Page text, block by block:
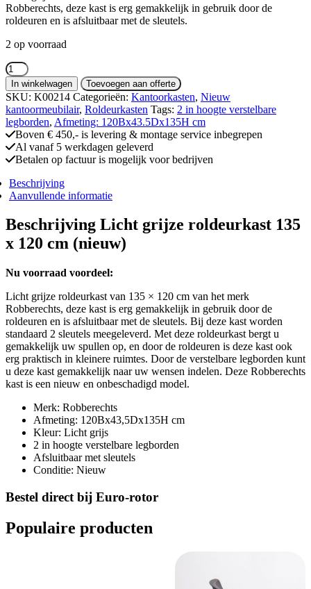
€ 395,00.€ 380,00.
Robberechts, deze kast is erg gemakkelijk in gebruik door de
roldeuren en is afsluitbaar met de sleutels.
2 op voorraad
Licht
grijze
roldeurkast
135
x
120
cm
(nieuw)
aantal
In winkelwagen Toevoegen aan offerte
SKU: K00214 Categorieën: Kantoorkasten, Nieuw
kantoormeubilair, Roldeurkasten Tags: 2 in hoogte verstelbare
legborden, Afmeting: 120Bx43.5Dx135H cm
Boven € 450,- is levering & montage service inbegrepen
Al vanaf 5 werkdagen geleverd
Betalen op factuur is mogelijk voor bedrijven
Beschrijving
Aanvullende informatie
Beschrijving Licht grijze roldeurkast 135
x 120 cm (nieuw)
Nu voorraad voordeel:
Licht grijze roldeurkast van 135 × 120 cm van het merk
Robberechts, deze kast is erg gemakkelijk in gebruik door de
roldeuren en is afsluitbaar met de sleutels. Bij deze kast worden
standaard 2 sleutels meegeleverd. Met deze roldeurkast bergt u
gemakkelijk uw spullen op, en door de roldeuren is deze kast ook
erg praktisch in kleinere ruimtes. Door de verstelbare legborden kunt
u deze kast gemakkelijk naar uw wensen indelen. Deze Robberechts
kast is een nieuw en onbeschadigd model.
Merk: Robberechts
Afmeting: 120Bx43,5Dx135H cm
Kleur: Licht grijs
2 in hoogte verstelbare legborden
Afsluitbaar met sleutels
Conditie: Nieuw
Bestel direct bij Euro-rotor
Populaire producten